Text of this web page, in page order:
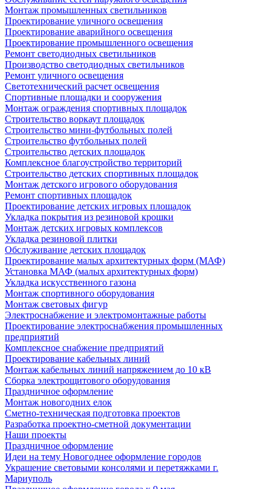
Монтаж промышленных светильников
Проектирование уличного освещения
Проектирование аварийного освещения
Проектирование промышленного освещения
Ремонт светодиодных светильников
Производство светодиодных светильников
Ремонт уличного освещения
Светотехнический расчет освещения
Спортивные площадки и сооружения
Монтаж ограждения спортивных площадок
Строительство воркаут площадок
Строительство мини-футбольных полей
Строительство футбольных полей
Строительство детских площадок
Комплексное благоустройство территорий
Строительство детских спортивных площадок
Монтаж детского игрового оборудования
Ремонт спортивных площадок
Проектирование детских игровых площадок
Укладка покрытия из резиновой крошки
Монтаж детских игровых комплексов
Укладка резиновой плитки
Обслуживание детских площадок
Проектирование малых архитектурных форм (МАФ)
Установка МАФ (малых архитектурных форм)
Укладка искусственного газона
Монтаж спортивного оборудования
Монтаж световых фигур
Электроснабжение и электромонтажные работы
Проектирование электроснабжения промышленных
предприятий
Комплексное снабжение предприятий
Проектирование кабельных линий
Монтаж кабельных линий напряжением до 10 кВ
Сборка электрощитового оборудования
Праздничное оформление
Монтаж новогодних елок
Сметно-техническая подготовка проектов
Разработка проектно-сметной документации
Наши проекты
Праздничное оформление
Идеи на тему Новогоднее оформление городов
Украшение световыми консолями и перетяжками г.
Мариуполь